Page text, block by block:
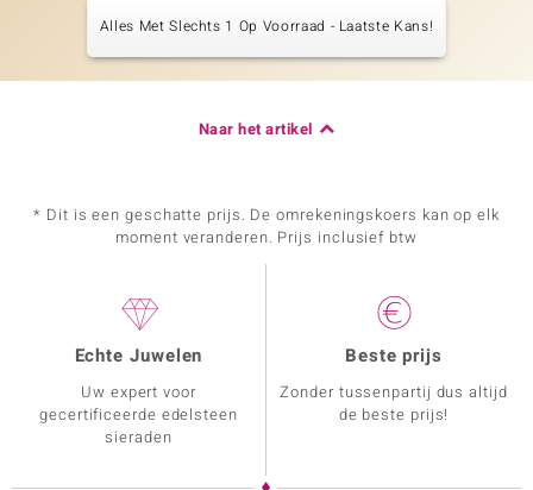
Alles Met Slechts 1 Op Voorraad - Laatste Kans!
Naar het artikel
* Dit is een geschatte prijs. De omrekeningskoers kan op elk
moment veranderen. Prijs inclusief btw
Echte Juwelen
Uw expert voor
gecertificeerde edelsteen
sieraden
Beste prijs
Zonder tussenpartij dus altijd
de beste prijs!